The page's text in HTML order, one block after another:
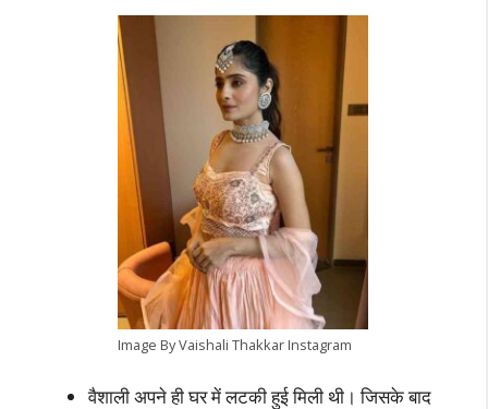
Image By Vaishali Thakkar Instagram
वैशाली अपने ही घर में लटकी हुई मिली थी। जिसके बाद